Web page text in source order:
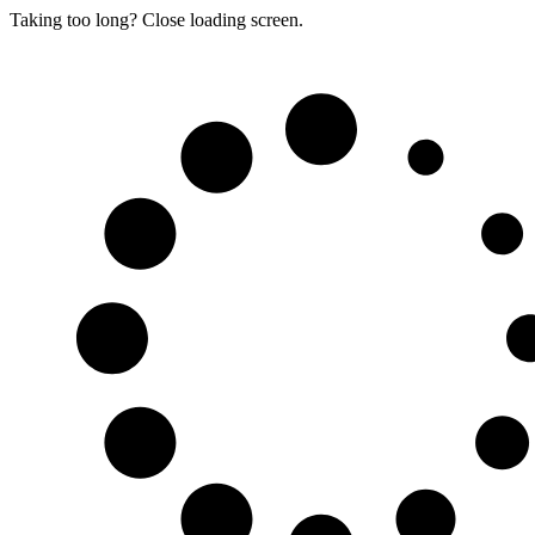
Taking too long? Close loading screen.